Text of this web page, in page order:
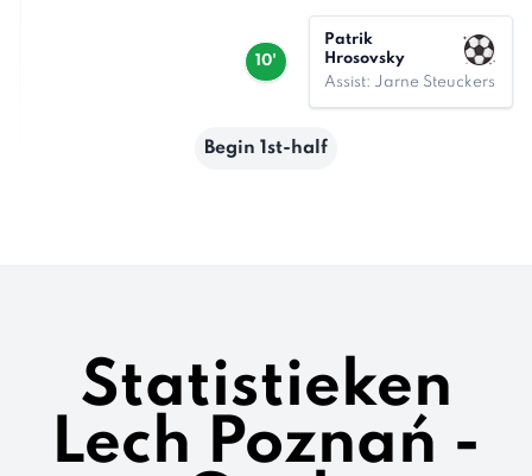
10'
Patrik
Hrosovsky
Assist: Jarne Steuckers
Begin 1st-half
Statistieken
Lech Poznań -